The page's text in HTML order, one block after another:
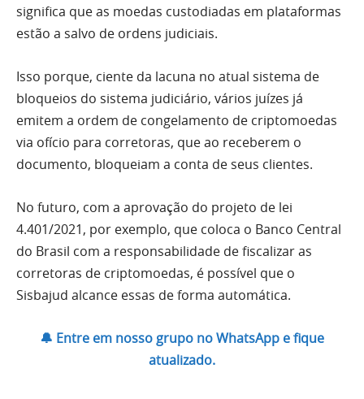
significa que as moedas custodiadas em plataformas
estão a salvo de ordens judiciais.
Isso porque, ciente da lacuna no atual sistema de
bloqueios do sistema judiciário, vários juízes já
emitem a ordem de congelamento de criptomoedas
via ofício para corretoras, que ao receberem o
documento, bloqueiam a conta de seus clientes.
No futuro, com a aprovação do projeto de lei
4.401/2021, por exemplo, que coloca o Banco Central
do Brasil com a responsabilidade de fiscalizar as
corretoras de criptomoedas, é possível que o
Sisbajud alcance essas de forma automática.
🔔 Entre em nosso grupo no WhatsApp e fique
atualizado.